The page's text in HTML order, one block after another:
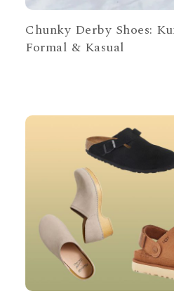
Chunky Derby Shoes:
Formal & Kasual